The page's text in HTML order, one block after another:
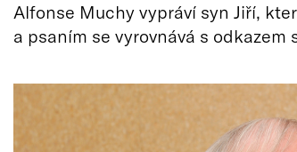
Alfonse Muchy vypráví syn Jiří,
a psaním se vyrovnává s odkazem